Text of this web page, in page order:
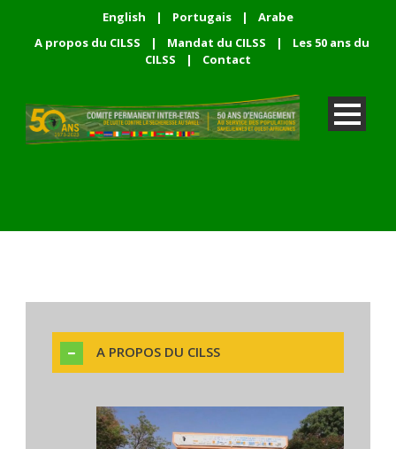
English | Portugais |
Arabe
A propos du CILSS
| Mandat du CILSS |
Les 50 ans du
CILSS
| Contact
A PROPOS DU CILSS